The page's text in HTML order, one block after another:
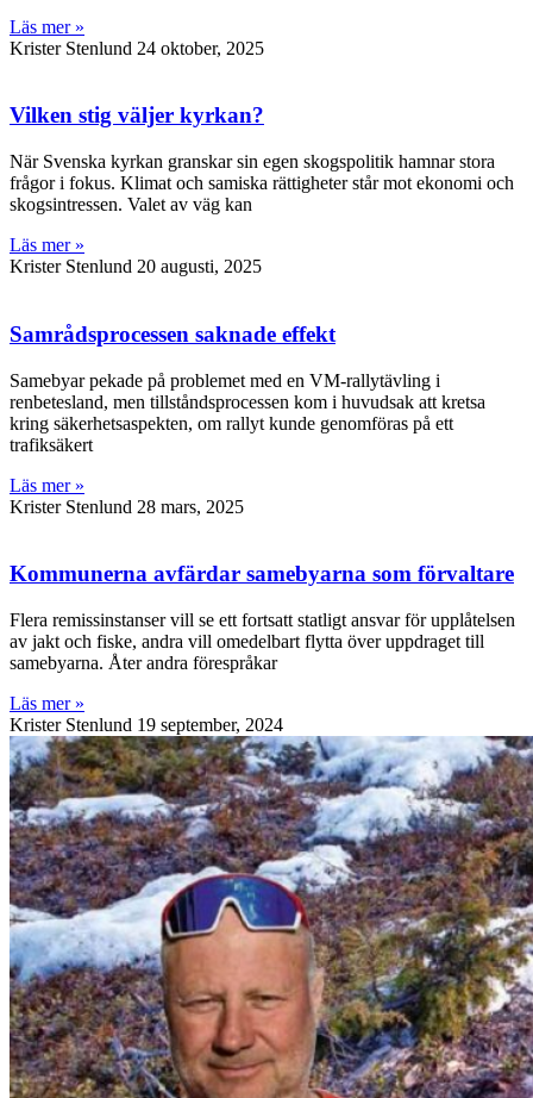
Läs mer »
Krister Stenlund 24 oktober, 2025
Vilken stig väljer kyrkan?
När Svenska kyrkan granskar sin egen skogspolitik hamnar stora
frågor i fokus. Klimat och samiska rättigheter står mot ekonomi och
skogsintressen. Valet av väg kan
Läs mer »
Krister Stenlund 20 augusti, 2025
Samrådsprocessen saknade effekt
Samebyar pekade på problemet med en VM-rallytävling i
renbetesland, men tillståndsprocessen kom i huvudsak att kretsa
kring säkerhetsaspekten, om rallyt kunde genomföras på ett
trafiksäkert
Läs mer »
Krister Stenlund 28 mars, 2025
Kommunerna avfärdar samebyarna som förvaltare
Flera remissinstanser vill se ett fortsatt statligt ansvar för upplåtelsen
av jakt och fiske, andra vill omedelbart flytta över uppdraget till
samebyarna. Åter andra förespråkar
Läs mer »
Krister Stenlund 19 september, 2024